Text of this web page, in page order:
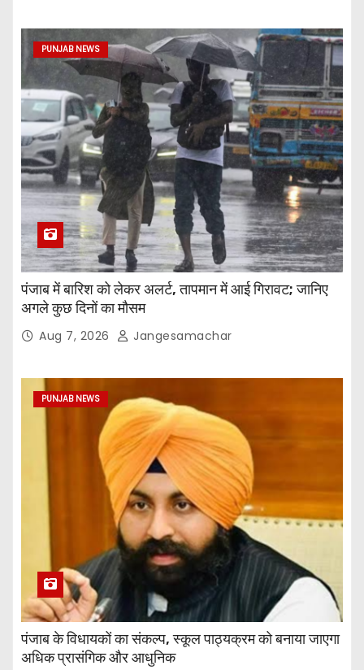
PUNJAB NEWS
पंजाब में बारिश को लेकर अलर्ट, तापमान में आई गिरावट; जानिए
अगले कुछ दिनों का मौसम
Aug 7, 2026 Jangesamachar
PUNJAB NEWS
पंजाब के विधायकों का संकल्प, स्कूल पाठ्यक्रम को बनाया जाएगा
अधिक प्रासंगिक और आधुनिक